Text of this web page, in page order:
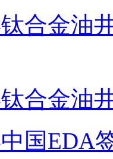
合金油
合金油
国EDA